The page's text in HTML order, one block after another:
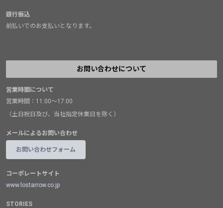
銀行振込
前払いでのお支払いとなります。
お問い合わせについて
営業時間について
営業時間：11:00～17:00
（土日祝日及び、当社指定休業日を除く）
メールによるお問い合わせ
お問い合わせフォーム
コーポレートサイト
www.lostarrow.co.jp
STORIES